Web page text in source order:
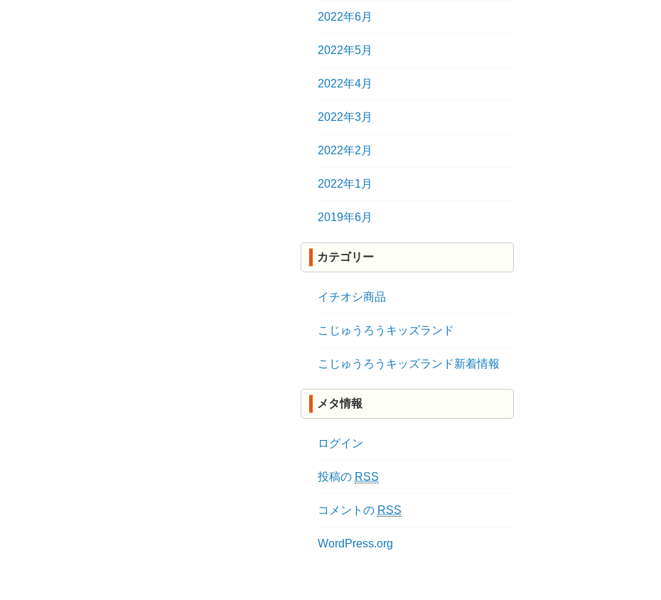
2022年6月
2022年5月
2022年4月
2022年3月
2022年2月
2022年1月
2019年6月
カテゴリー
イチオシ商品
こじゅうろうキッズランド
こじゅうろうキッズランド新着情報
メタ情報
ログイン
投稿の RSS
コメントの RSS
WordPress.org